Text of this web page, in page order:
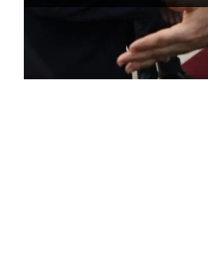
ROSE VALLAND, HEROÏNE DE